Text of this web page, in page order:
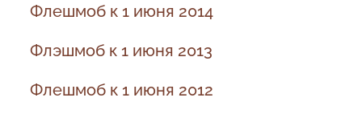
Флешмоб к 1 июня 2014
Флэшмоб к 1 июня 2013
Флешмоб к 1 июня 2012